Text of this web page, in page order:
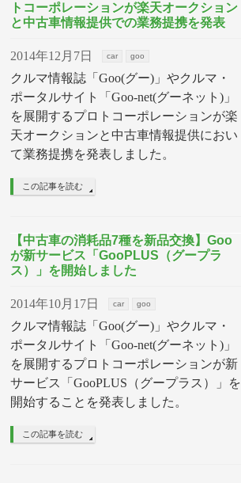
トコーポレーションが楽天オークション
と中古車情報提供での業務提携を発表
2014年12月7日 car goo
クルマ情報誌「Goo(グー)」やクルマ・
ポータルサイト「Goo-net(グーネット)」
を展開するプロトコーポレーションが楽
天オークションと中古車情報提供におい
て業務提携を発表しました。
この記事を読む
【中古車の消耗品7種を新品交換】Goo
が新サービス「GooPLUS（グープラ
ス）」を開始しました
2014年10月17日 car goo
クルマ情報誌「Goo(グー)」やクルマ・
ポータルサイト「Goo-net(グーネット)」
を展開するプロトコーポレーションが新
サービス「GooPLUS（グープラス）」を
開始することを発表しました。
この記事を読む